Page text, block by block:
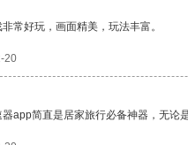
常好玩，画面精美，玩法丰富。
20
app简直是居家旅行必备神器，无论